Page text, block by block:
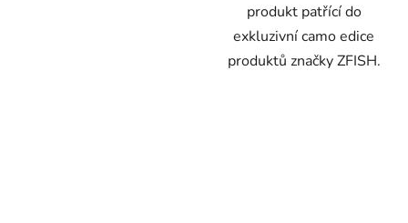
produkt patřící do
exkluzivní camo edice
produktů značky ZFISH.